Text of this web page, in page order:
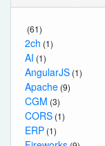
(61)
2ch (1)
AI (1)
AngularJS (1)
Apache (9)
CGM (3)
CORS (1)
ERP (1)